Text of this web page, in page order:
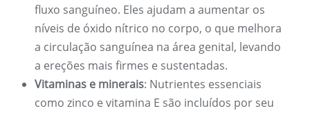
fluxo sanguíneo. Eles ajudam a aumentar os
níveis de óxido nítrico no corpo, o que melhora
a circulação sanguínea na área genital, levando
a ereções mais firmes e sustentadas.
Vitaminas e minerais: Nutrientes essenciais
como zinco e vitamina E são incluídos por seu